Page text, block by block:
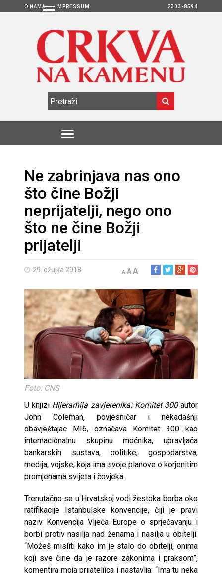
O NAMA IMPRESSUM 2303-8594
Ne zabrinjava nas ono
što čine Božji
neprijatelji, nego ono
što ne čine Božji
prijatelji
29. ožujka 2018. A AA
Foto: CNS
U knjizi Hijerarhija zavjerenika: Komitet 300autor
John Coleman, povjesničar i nekadašnji
obavještajac MI6, označava Komitet 300 kao
internacionalnu skupinu moćnika, upravljača
bankarskih sustava, politike, gospodarstva,
medija, vojske, koja ima svoje planove o korjenitim
promjenama svijeta i čovjeka.
Trenutačno se u Hrvatskoj vodi žestoka borba oko
ratifikacije Istanbulske konvencije, čiji je pravi
naziv Konvencija Vijeća Europe o sprječavanju i
borbi protiv nasilja nad ženama i nasilja u obitelji.
“Možeš misliti kako im je stalo do obitelji, onima
koji sve čine da je razore zakonima i praksom”,
komentira moja prijateljica i nastavlja: “Ima tu neka